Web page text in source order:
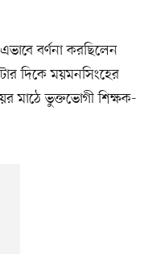
বর্ণনা করছিলেন
দিকে ময়মনসিংহের
মাঠে ভুক্তভোগী শিক্ষক-